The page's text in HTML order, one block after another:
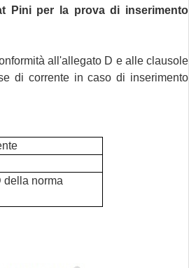
Pini per la prova di inserimento
all'allegato D e alle clausole
di corrente in caso di inserimento
della norma